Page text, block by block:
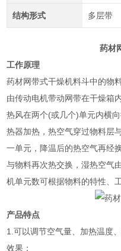
结构形式 多层带
药材
工作原理
药材网带式干燥机料斗中的物
由传动电机带动网带在干燥箱
热风在两个(或几个)单元内横
热器加热，热空气穿过物料层
一单元，降温后的热空气再经
与物料再次热交换，湿热空气
机单元数可根据物料的特性、
产品特点
1.可以调节空气量、加热温度
效果；